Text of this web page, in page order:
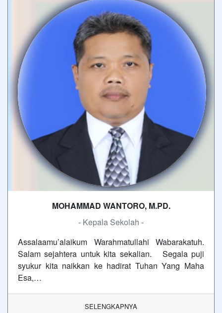
MOHAMMAD WANTORO, M.PD.
- Kepala Sekolah -
Assalaamu’alaikum Warahmatullahi Wabarakatuh.
Salam sejahtera untuk kita sekalian. Segala puji
syukur kita naikkan ke hadirat Tuhan Yang Maha
Esa,…
SELENGKAPNYA